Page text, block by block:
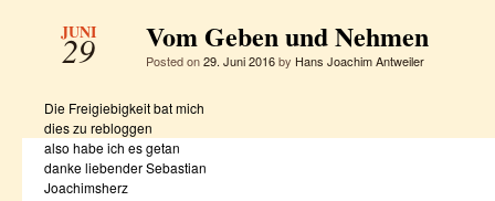
JUNI
29 Vom Geben und Nehmen
Posted on29. Juni 2016by Hans Joachim Antweiler
Die Freigiebigkeit bat mich
dies zu rebloggen
also habe ich es getan
danke liebender Sebastian
Joachimsherz